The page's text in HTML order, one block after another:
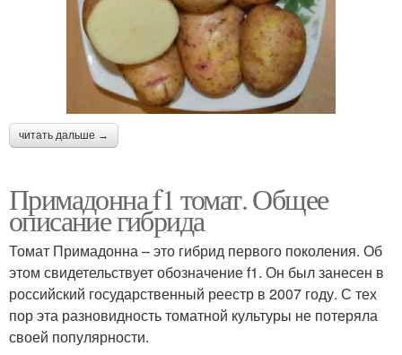
читать дальше →
Примадонна f1 томат. Общее
описание гибрида
Томат Примадонна – это гибрид первого поколения. Об
этом свидетельствует обозначение f1. Он был занесен в
российский государственный реестр в 2007 году. С тех
пор эта разновидность томатной культуры не потеряла
своей популярности.